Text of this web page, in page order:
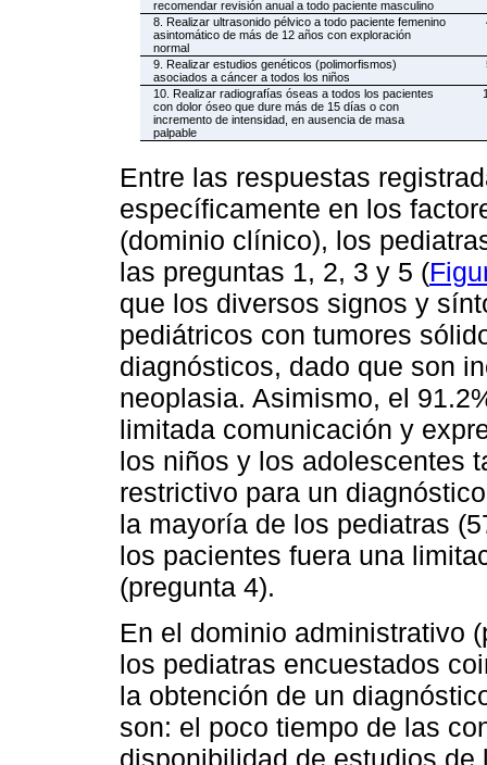
recomendar revisión anual a todo paciente masculino
8. Realizar ultrasonido pélvico a todo paciente femenino
asintomático de más de 12 años con exploración
normal
9. Realizar estudios genéticos (polimorfismos)
asociados a cáncer a todos los niños
10. Realizar radiografías óseas a todos los pacientes
con dolor óseo que dure más de 15 días o con
incremento de intensidad, en ausencia de masa
palpable
Entre las respuestas
específicamente en los
(dominio clínico), los
las preguntas 1, 2, 3 y 5 (
que los diversos signos y
pediátricos con tumores
diagnósticos, dado que son
neoplasia. Asimismo, el
limitada comunicación y
los niños y los adolescentes
restrictivo para un
la mayoría de los pediatras
los pacientes fuera una
(pregunta 4).
En el dominio administrativo
los pediatras encuestados
la obtención de un
son: el poco tiempo de las
disponibilidad de estudios